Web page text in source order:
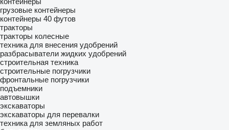
грузовые контейнеры
контейнеры 40 футов
тракторы
тракторы колесные
техника для внесения удобрений
разбрасыватели жидких удобрений
строительная техника
строительные погрузчики
фронтальные погрузчики
подъемники
автовышки
экскаваторы
экскаваторы для перевалки
техника для земляных работ